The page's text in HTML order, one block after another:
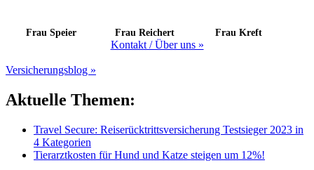
Frau Speier Frau Reichert Frau Kreft
Kontakt / Über uns »
Versicherungsblog »
Aktuelle Themen:
Travel Secure: Reiserücktrittsversicherung Testsieger 2023 in
4 Kategorien
Tierarztkosten für Hund und Katze steigen um 12%!